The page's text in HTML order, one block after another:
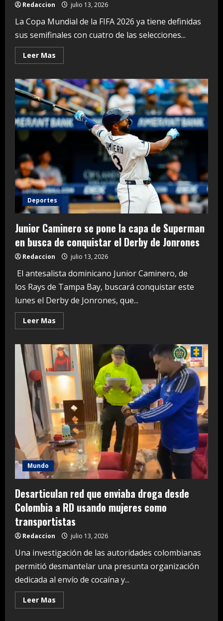
Redaccion julio 13, 2026
La Copa Mundial de la FIFA 2026 ya tiene definidas
sus semifinales con cuatro de las selecciones...
Leer Mas
more
semifinales
soñadas:
cuatro
potencias
buscan
un
lugar
en
la
final
Deportes
Junior Caminero se pone la capa de Superman
en busca de conquistar el Derby de Jonrones
Redaccion julio 13, 2026
El antesalista dominicano Junior Caminero, de
los Rays de Tampa Bay, buscará conquistar este
lunes el Derby de Jonrones, que...
Leer Mas
more
Caminero
se
pone
la
capa
de
Superman
en
busca
de
conquistar
el
Derby
de
Jonrones
Mundo
Desarticulan red que enviaba droga desde
Colombia a RD usando mujeres como
transportistas
Redaccion julio 13, 2026
Una investigación de las autoridades colombianas
permitió desmantelar una presunta organización
dedicada al envío de cocaína y...
Leer Mas
more